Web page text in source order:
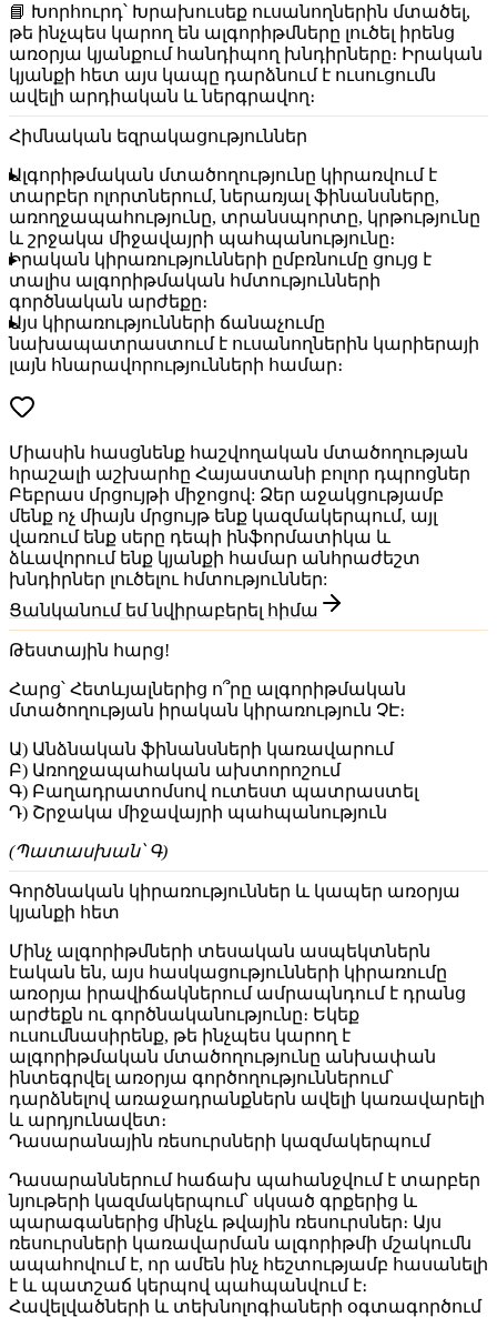
📘 Խորհուրդ՝ Խրախուսեք ուսանողներին մտածել,
թե ինչպես կարող են ալգորիթմները լուծել իրենց
առօրյա կյանքում հանդիպող խնդիրները։ Իրական
կյանքի հետ այս կապը դարձնում է ուսուցումն
ավելի արդիական և ներգրավող։
Հիմնական եզրակացություններ
Ալգորիթմական մտածողությունը կիրառվում է
տարբեր ոլորտներում, ներառյալ ֆինանսները,
առողջապահությունը, տրանսպորտը, կրթությունը
և շրջակա միջավայրի պահպանությունը։
Իրական կիրառությունների ըմբռնումը ցույց է
տալիս ալգորիթմական հմտությունների
գործնական արժեքը։
Այս կիրառությունների ճանաչումը
նախապատրաստում է ուսանողներին կարիերայի
լայն հնարավորությունների համար։
Միասին հասցնենք հաշվողական մտածողության
հրաշալի աշխարհը Հայաստանի բոլոր դպրոցներ
Բեբրաս մրցույթի միջոցով: Ձեր աջակցությամբ
մենք ոչ միայն մրցույթ ենք կազմակերպում, այլ
վառում ենք սերը դեպի ինֆորմատիկա և
ձևավորում ենք կյանքի համար անհրաժեշտ
խնդիրներ լուծելու հմտություններ:
Ցանկանում եմ նվիրաբերել հիմա
Թեստային հարց!
Հարց՝ Հետևյալներից ո՞րը ալգորիթմական
մտածողության իրական կիրառություն ՉԷ։
Ա) Անձնական ֆինանսների կառավարում
Բ) Առողջապահական ախտորոշում
Գ) Բաղադրատոմսով ուտեստ պատրաստել
Դ) Շրջակա միջավայրի պահպանություն
(Պատասխան՝ Գ)
Գործնական կիրառություններ և կապեր առօրյա
կյանքի հետ
Մինչ ալգորիթմների տեսական ասպեկտներն
էական են, այս հասկացությունների կիրառումը
առօրյա իրավիճակներում ամրապնդում է դրանց
արժեքն ու գործնականությունը։ Եկեք
ուսումնասիրենք, թե ինչպես կարող է
ալգորիթմական մտածողությունը անխափան
ինտեգրվել առօրյա գործողություններում՝
դարձնելով առաջադրանքներն ավելի կառավարելի
և արդյունավետ։
Դասարանային ռեսուրսների կազմակերպում
Դասարաններում հաճախ պահանջվում է տարբեր
նյութերի կազմակերպում՝ սկսած գրքերից և
պարագաներից մինչև թվային ռեսուրսներ։ Այս
ռեսուրսների կառավարման ալգորիթմի մշակումն
ապահովում է, որ ամեն ինչ հեշտությամբ հասանելի
է և պատշաճ կերպով պահպանվում է։
Հավելվածների և տեխնոլոգիաների օգտագործում